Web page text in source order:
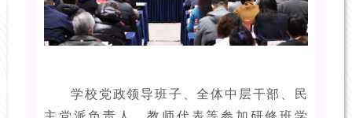
学校党政领导班子、全体中层干部、民